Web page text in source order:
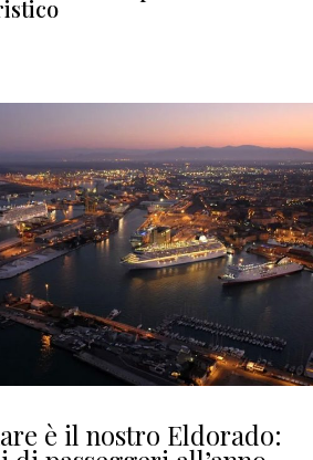
è il nostro Eldorado: